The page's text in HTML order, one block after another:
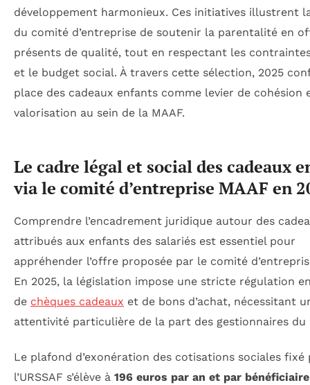
développement harmonieux. Ces initiatives illustrent
du comité d’entreprise de soutenir la parentalité en
présents de qualité, tout en respectant les
et le budget social. À travers cette sélection, 2025
place des cadeaux enfants comme levier de cohésion
valorisation au sein de la MAAF.
Le cadre légal et social des cadeaux
via le comité d’entreprise MAAF en
Comprendre l’encadrement juridique autour des
attribués aux enfants des salariés est essentiel pour
appréhender l’offre proposée par le comité
En 2025, la législation impose une stricte régulation
de chèques cadeaux et de bons d’achat, nécessitant
attentivité particulière de la part des gestionnaires du
Le plafond d’exonération des cotisations sociales fixé
l’URSSAF s’élève à 196 euros par an et par bénéficiaire